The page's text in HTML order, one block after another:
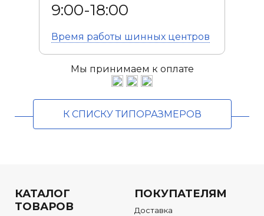
9:00-18:00
Время работы шинных центров
Мы принимаем к оплате
К СПИСКУ ТИПОРАЗМЕРОВ
КАТАЛОГ
ТОВАРОВ
ПОКУПАТЕЛЯМ
Доставка